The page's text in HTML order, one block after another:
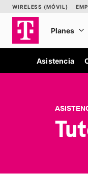
Asistencia